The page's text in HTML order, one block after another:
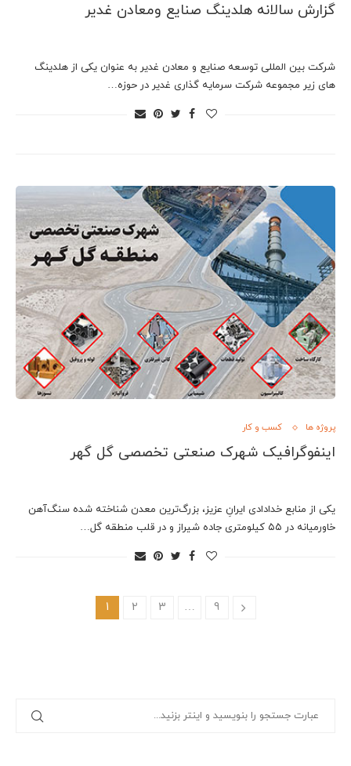
گزارش سالانه هلدینگ صنایع ومعادن غدیر
شرکت بین المللی توسعه صنایع و معادن غدیر به عنوان یکی از هلدینگ
های زیر مجموعه شرکت سرمایه گذاری غدیر در حوزه…
پروژه ها کسب و کار
اینفوگرافیک شهرک صنعتی تخصصی گل گهر
یکی از منابع خدادادی ایرانِ عزیز، بزرگ‌ترین معدن شناخته شده سنگ‌آهن
خاورمیانه در ۵۵ کیلومتری جاده شیراز و در قلب منطقه گل…
1 2 3 … 9